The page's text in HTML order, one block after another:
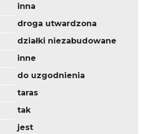
inna
droga utwardzona
działki niezabudowane
inne
do uzgodnienia
taras
tak
jest